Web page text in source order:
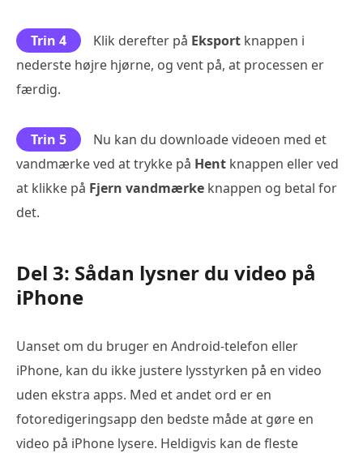
Trin 4 Klik derefter på Eksport knappen i
nederste højre hjørne, og vent på, at processen er
færdig.
Trin 5
Nu kan du downloade videoen med et
vandmærke ved at trykke på Hent knappen eller ved
at klikke på Fjern vandmærke knappen og betal for
det.
Del 3: Sådan lysner du video på
iPhone
Uanset om du bruger en Android-telefon eller
iPhone, kan du ikke justere lysstyrken på en video
uden ekstra apps. Med et andet ord er en
fotoredigeringsapp den bedste måde at gøre en
video på iPhone lysere. Heldigvis kan de fleste